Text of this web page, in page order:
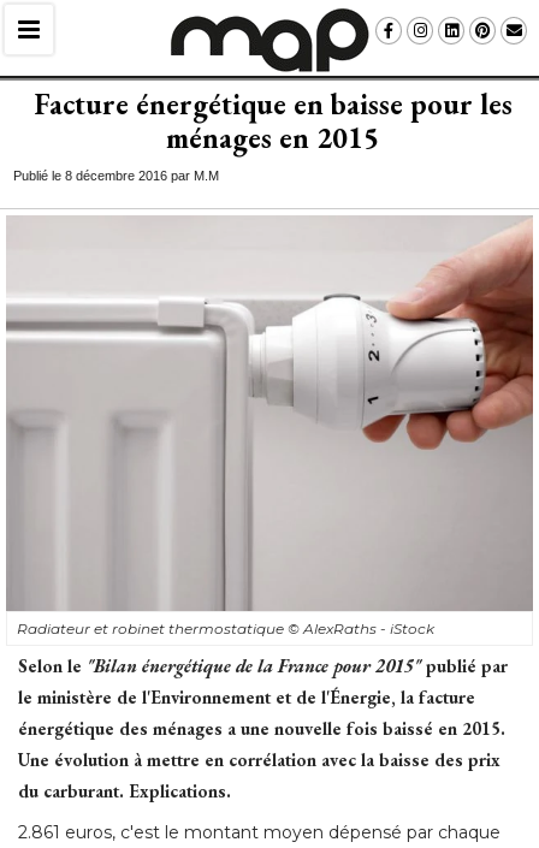
Facture énergétique en baisse pour les
ménages en 2015
Publié le 8 décembre 2016 par M.M
Radiateur et robinet thermostatique © AlexRaths - iStock
Selon le "Bilan énergétique de la France pour 2015"publié par
le ministère de l'Environnement et de l'Énergie, la facture
énergétique des ménages a une nouvelle fois baissé en 2015.
Une évolution à mettre en corrélation avec la baisse des prix
du carburant. Explications.
2.861 euros, c'est le montant moyen dépensé par chaque